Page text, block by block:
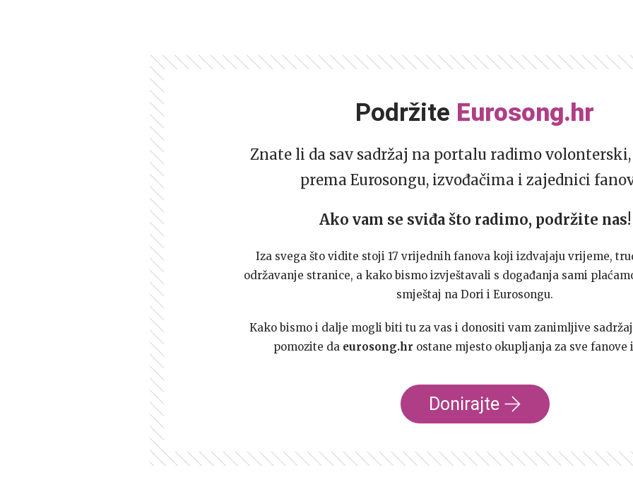
Podržite Eurosong.hr
Znate li da sav sadržaj na portalu radimo
prema Eurosongu, izvođačima i zajednici
Ako vam se sviđa što radimo, podržite nas!
Iza svega što vidite stoji 17 vrijednih fanova koji izdvajaju vrijeme,
održavanje stranice, a kako bismo izvještavali s događanja sami
smještaj na Dori i Eurosongu.
Kako bismo i dalje mogli biti tu za vas i donositi vam zanimljive
pomozite da eurosong.hr ostane mjesto okupljanja za sve fanove
Donirajte